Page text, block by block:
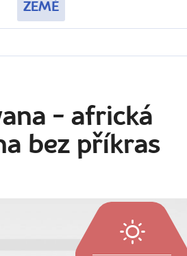
ZEMĚ
- africká
bez příkras